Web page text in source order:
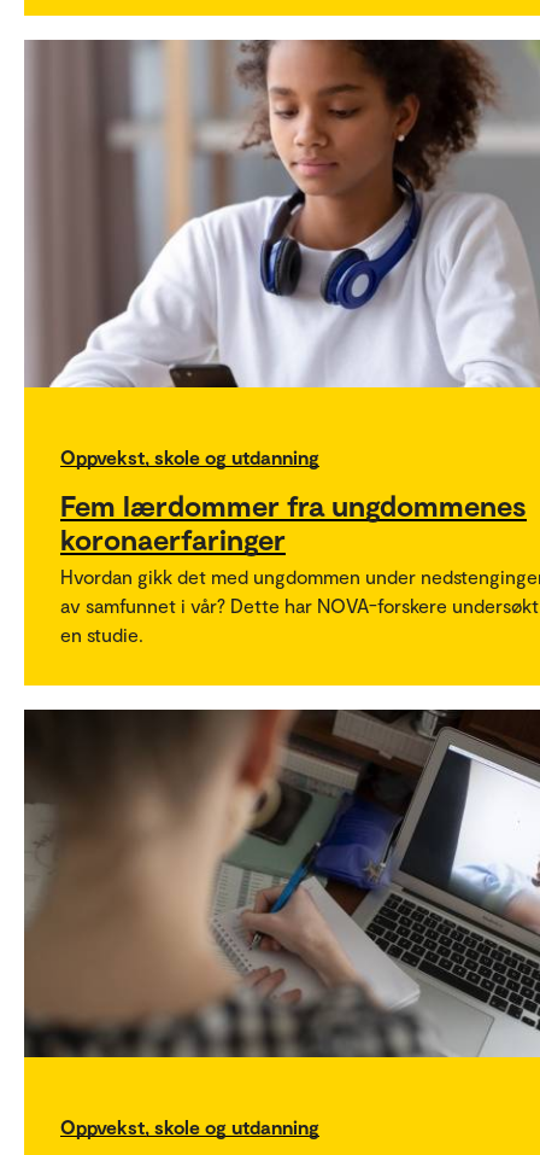
Oppvekst, skole og utdanning
Fem lærdommer fra ungdommenes
koronaerfaringer
Hvordan gikk det med ungdommen under
av samfunnet i vår? Dette har NOVA-forskere
en studie.
Oppvekst, skole og utdanning